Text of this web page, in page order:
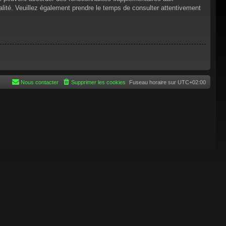
Veuillez également prendre le temps de consulter attentivement
Fuseau horaire sur UTC+02:00
Supprimer les cookies
Nous contacter